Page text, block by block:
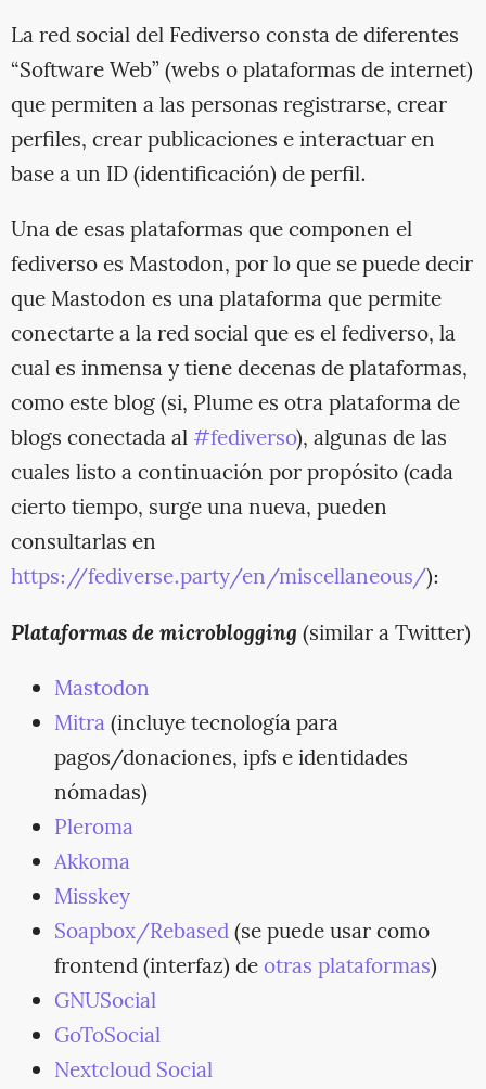
La red social del Fediverso consta de diferentes
“Software Web” (webs o plataformas de internet)
que permiten a las personas registrarse, crear
perfiles, crear publicaciones e interactuar en
base a un ID (identificación) de perfil.
Una de esas plataformas que componen el
fediverso es Mastodon, por lo que se puede decir
que Mastodon es una plataforma que permite
conectarte a la red social que es el fediverso, la
cual es inmensa y tiene decenas de plataformas,
como este blog (si, Plume es otra plataforma de
blogs conectada al#fediverso), algunas de las
cuales listo a continuación por propósito (cada
cierto tiempo, surge una nueva, pueden
consultarlas en
https://fediverse.party/en/miscellaneous/):
Plataformas de microblogging (similar a Twitter)
Mastodon
Mitra(incluye tecnología para
pagos/donaciones, ipfs e identidades
nómadas)
Pleroma
Akkoma
Misskey
Soapbox/Rebased(se puede usar como
frontend (interfaz) deotras plataformas)
GNUSocial
GoToSocial
Nextcloud Social